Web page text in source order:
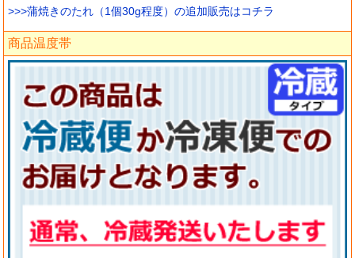
>>>蒲焼きのたれ（1個30g程度）の追加販売はコチラ
商品温度帯